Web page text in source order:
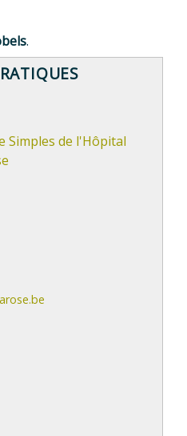
.
Simples de l'Hôpital